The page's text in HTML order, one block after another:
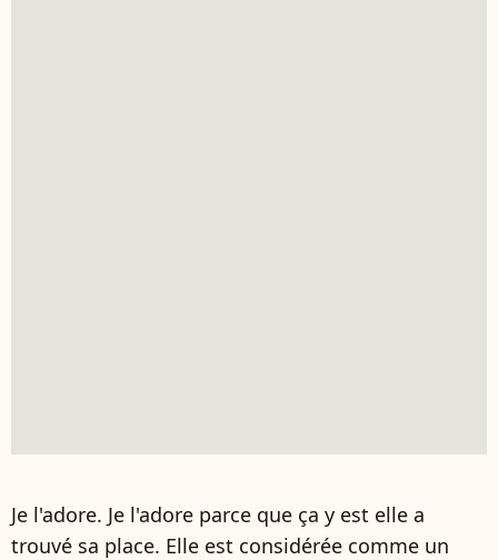
Je l'adore. Je l'adore parce que ça y est elle a
trouvé sa place. Elle est considérée comme un